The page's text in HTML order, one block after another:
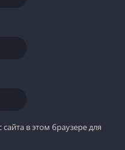
в этом браузере для